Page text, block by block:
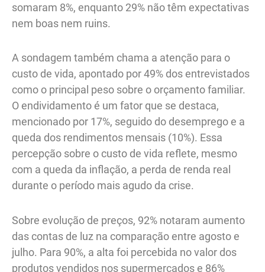
somaram 8%, enquanto 29% não têm expectativas
nem boas nem ruins.
A sondagem também chama a atenção para o
custo de vida, apontado por 49% dos entrevistados
como o principal peso sobre o orçamento familiar.
O endividamento é um fator que se destaca,
mencionado por 17%, seguido do desemprego e a
queda dos rendimentos mensais (10%). Essa
percepção sobre o custo de vida reflete, mesmo
com a queda da inflação, a perda de renda real
durante o período mais agudo da crise.
Sobre evolução de preços, 92% notaram aumento
das contas de luz na comparação entre agosto e
julho. Para 90%, a alta foi percebida no valor dos
produtos vendidos nos supermercados e 86%